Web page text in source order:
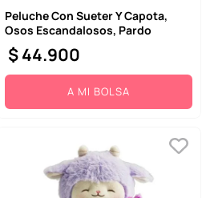
Peluche Con Sueter Y Capota,
Osos Escandalosos, Pardo
$44.900
A MI BOLSA